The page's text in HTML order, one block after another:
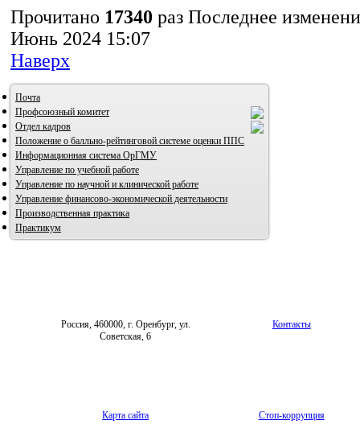
Прочитано 17340 раз Последнее
Июнь 2024 15:07
Наверх
Почта
Профсоюзный комитет
Отдел кадров
Положение о балльно-рейтинговой системе оценки ППС
Информационная система ОрГМУ
Управление по учебной работе
Управление по научной и клинической работе
Управление финансово-экономической деятельности
Производственная практика
Практикум
Россия, 460000, г. Оренбург, ул.
Советская, 6
Контакты
Карта сайта Стоп-коррупция